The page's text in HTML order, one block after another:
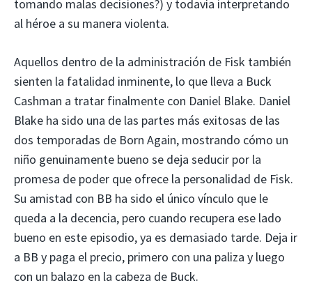
tomando malas decisiones?) y todavía interpretando
al héroe a su manera violenta.
Aquellos dentro de la administración de Fisk también
sienten la fatalidad inminente, lo que lleva a Buck
Cashman a tratar finalmente con Daniel Blake. Daniel
Blake ha sido una de las partes más exitosas de las
dos temporadas de Born Again, mostrando cómo un
niño genuinamente bueno se deja seducir por la
promesa de poder que ofrece la personalidad de Fisk.
Su amistad con BB ha sido el único vínculo que le
queda a la decencia, pero cuando recupera ese lado
bueno en este episodio, ya es demasiado tarde. Deja ir
a BB y paga el precio, primero con una paliza y luego
con un balazo en la cabeza de Buck.